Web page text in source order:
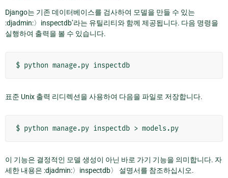
Django는 기존 데이터베이스를 검사하여 모델을 만들 수 있는
:djadmin:〉inspectdb’라는 유틸리티와 함께 제공됩니다. 다음 명령을
실행하여 출력을 볼 수 있습니다.
표준 Unix 출력 리디렉션을 사용하여 다음을 파일로 저장합니다.
이 기능은 결정적인 모델 생성이 아닌 바로 가기 기능을 의미합니다. 자
세한 내용은 :djadmin:〉inspectdb〉 설명서를 참조하십시오.